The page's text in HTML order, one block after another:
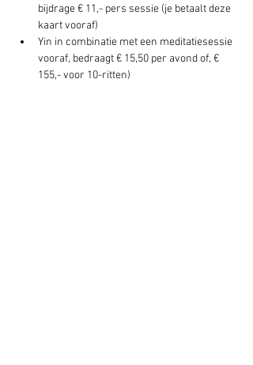
bijdrage € 11,- pers sessie (je betaalt deze
kaart vooraf)
Yin in combinatie met een meditatiesessie
vooraf, bedraagt € 15,50 per avond of, €
155,- voor 10-ritten)